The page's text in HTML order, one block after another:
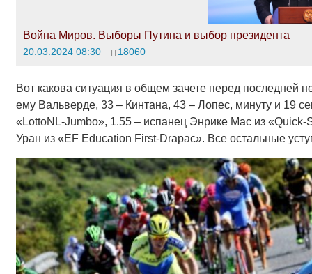
Война Миров. Выборы Путина и выбор президента
20.03.2024 08:30 18060
Вот какова ситуация в общем зачете перед последней
ему Вальверде, 33 – Кинтана, 43 – Лопес, минуту и 19
«LottoNL-Jumbo», 1.55 – испанец Энрике Мас из
Уран из «EF Education First-Drapac». Все остальные